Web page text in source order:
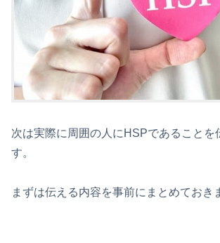
次は実際に周囲の人にHSPであることを
す。
まずは伝える内容を事前にまとめておき